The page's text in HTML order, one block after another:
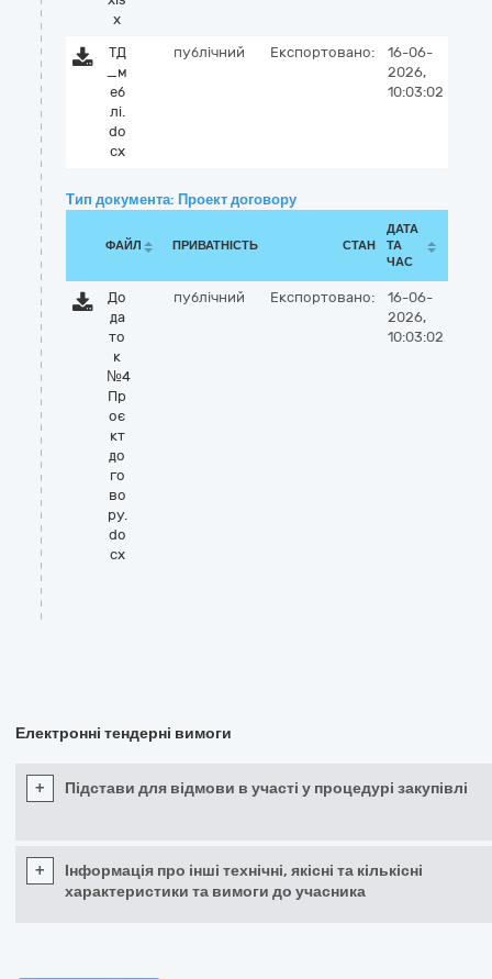
x
ТД
_м
еб
лі.
do
cx
публічний Експортовано:
16-06-
2026,
10:03:02
Тип документа: Проект договору
ФАЙЛ ПРИВАТНІСТЬ СТАН
ДАТА
ТА
ЧАС
До
да
то
к
№4
Пр
оє
кт
до
го
во
ру.
do
cx
публічний Експортовано:
16-06-
2026,
10:03:02
Електронні тендерні вимоги
+ Підстави для відмови в участі у процедурі закупівлі
+
Інформація про інші технічні, якісні та кількісні
характеристики та вимоги до учасника